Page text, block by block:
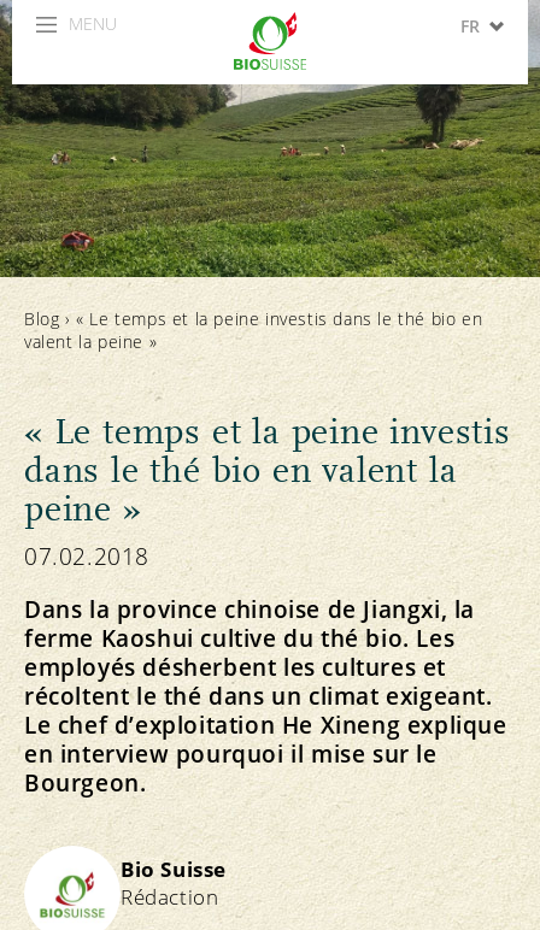
MENU FR
IT
EN
ES
Blog›« Le temps et la peine investis dans le thé bio en
valent la peine »
« Le temps et la peine investis
dans le thé bio en valent la
peine »
07.02.2018
Dans la province chinoise de Jiangxi, la
ferme Kaoshui cultive du thé bio. Les
employés désherbent les cultures et
récoltent le thé dans un climat exigeant.
Le chef d’exploitation He Xineng explique
en interview pourquoi il mise sur le
Bourgeon.
Bio Suisse
Rédaction